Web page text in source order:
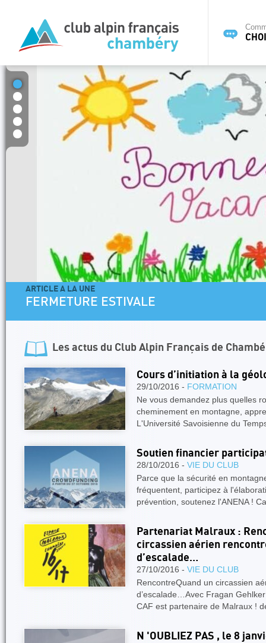
ARTICLE A LA UNE
FERMETURE ESTIVALE
Les actus du Club Alpin Français de
Cours d’initiation à la
29/10/2016 - FORMATION
Ne vous demandez plus quelles
cheminement en montagne,
L'Université Savoisienne du
Soutien financier
28/10/2016 - VIE DU CLUB
Parce que la sécurité en
fréquentent, participez à
prévention, soutenez l'ANENA !
Partenariat Malraux :
circassien aérien
d’escalade…
27/10/2016 - VIE DU CLUB
RencontreQuand un circassien
d’escalade…Avec Fragan
CAF est partenaire de Malraux !
N 'OUBLIEZ PAS , le 8